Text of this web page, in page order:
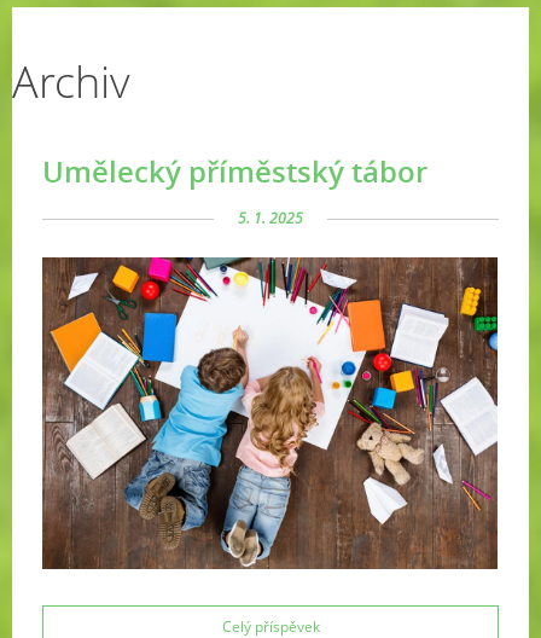
Archiv
Umělecký příměstský tábor
5. 1. 2025
Celý příspěvek